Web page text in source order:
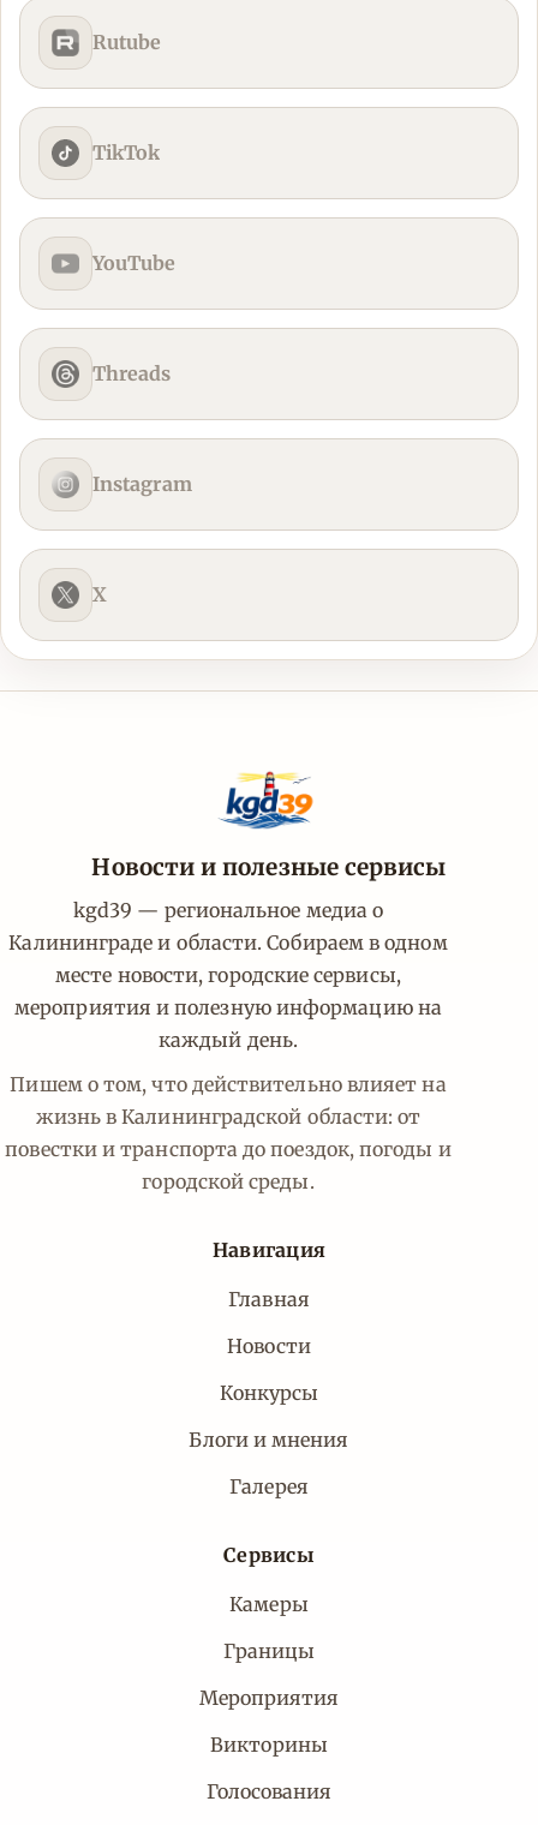
Rutube
TikTok
YouTube
Threads
Instagram
X
Новости и полезные сервисы
kgd39 — региональное медиа о
Калининграде и области. Собираем в одном
месте новости, городские сервисы,
мероприятия и полезную информацию на
каждый день.
Пишем о том, что действительно влияет на
жизнь в Калининградской области: от
повестки и транспорта до поездок, погоды и
городской среды.
Навигация
Главная
Новости
Конкурсы
Блоги и мнения
Галерея
Сервисы
Камеры
Границы
Мероприятия
Викторины
Голосования